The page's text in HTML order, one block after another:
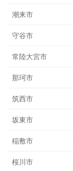
潮来市
守谷市
常陸大宮市
那珂市
筑西市
坂東市
稲敷市
桜川市